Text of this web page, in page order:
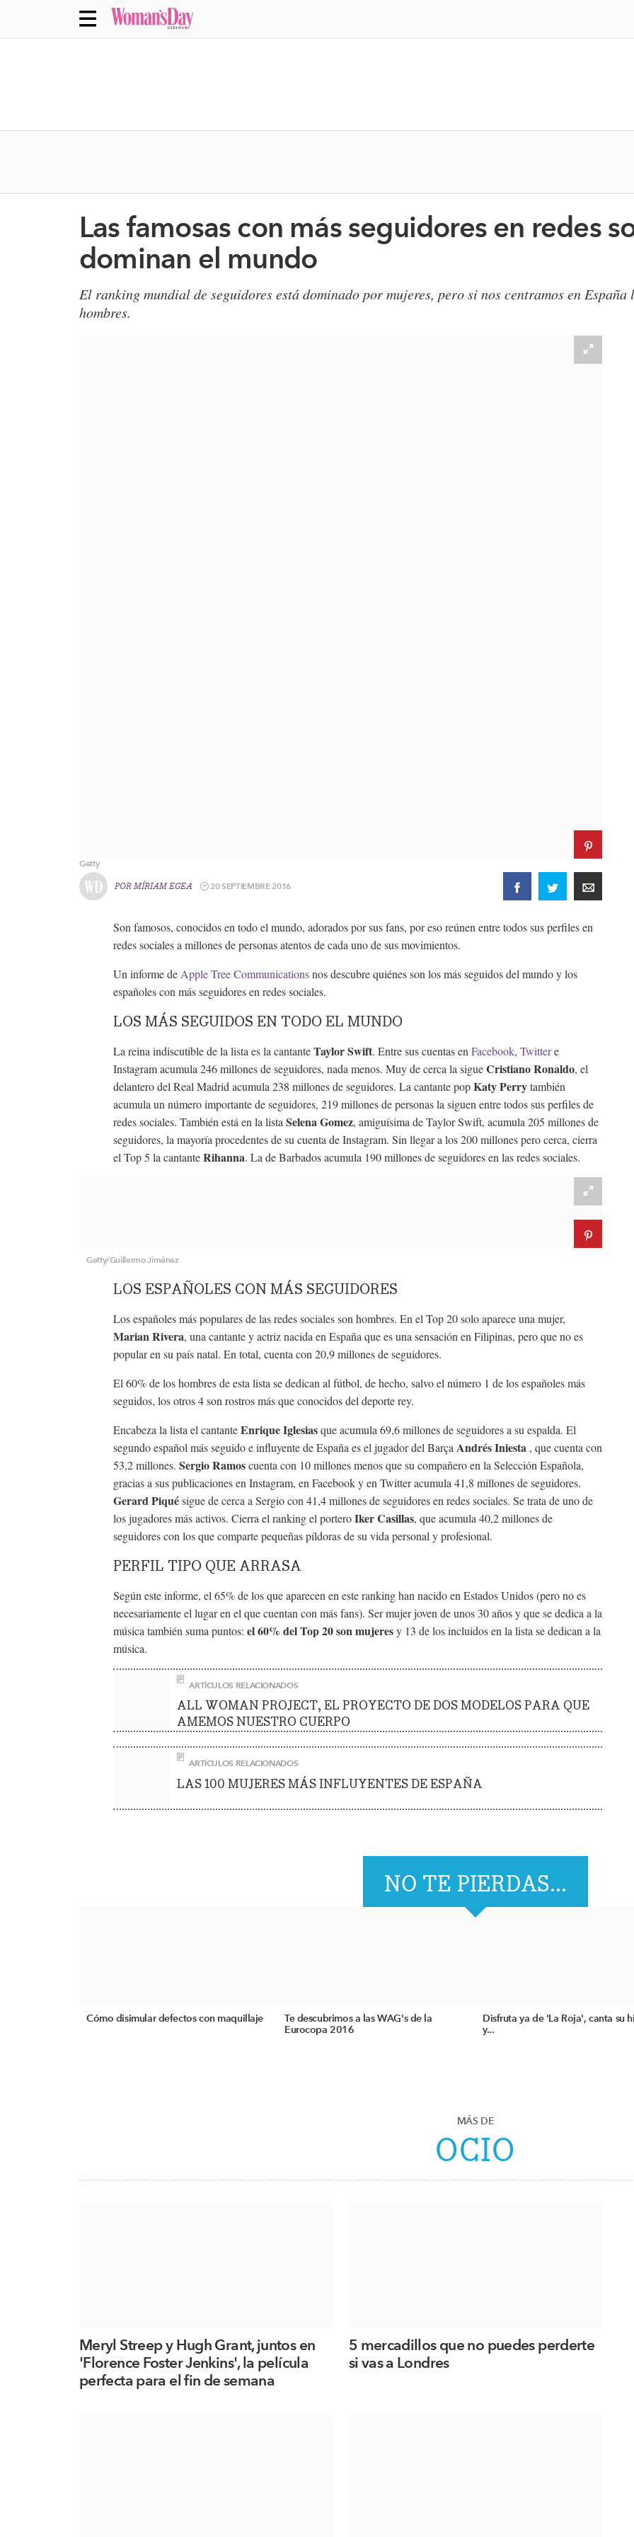
Las famosas con más seguidores en redes
dominan el mundo
El ranking mundial de seguidores está dominado por mujeres, pero si nos centramos en España
hombres.​
Getty
POR MÍRIAM EGEA 20 SEPTIEMBRE 2016
Son famosos, conocidos en todo el mundo, adorados por sus fans, por eso reúnen entre todos sus perfiles en
redes sociales a millones de personas atentos de cada uno de sus movimientos.
Un informe de Apple Tree Communicationsnos descubre quiénes son los más seguidos del mundo y los
españoles con más seguidores en redes sociales.
LOS MÁS SEGUIDOS EN TODO EL MUNDO
La reina indiscutible de la lista es la cantanteTaylor Swift. Entre sus cuentas en Facebook, Twittere
Instagram acumula 246 millones de seguidores, nada menos. Muy de cerca la sigueCristiano Ronaldo, el
delantero del Real Madrid acumula 238 millones de seguidores. La cantante popKaty Perrytambién
acumula un número importante de seguidores, 219 millones de personas la siguen entre todos sus perfiles de
redes sociales. También está en la lista Selena Gomez, amiguísima de Taylor Swift, acumula 205 millones de
seguidores, la mayoría procedentes de su cuenta de Instagram. Sin llegar a los 200 millones pero cerca, cierra
el Top 5 la cantanteRihanna. La de Barbados acumula 190 millones de seguidores en las redes sociales.
Getty/Guillermo Jiménez
LOS ESPAÑOLES CON MÁS SEGUIDORES
Los españoles más populares de las redes sociales son hombres. En el Top 20 solo aparece una mujer,
Marian Rivera, una cantante y actriz nacida en España que es una sensación en Filipinas, pero que no es
popular en su país natal. En total, cuenta con 20,9 millones de seguidores.
El 60% de los hombres de esta lista se dedican al fútbol, de hecho, salvo el número 1 de los españoles más
seguidos, los otros 4 son rostros más que conocidos del deporte rey.
Encabeza la lista el cantanteEnrique Iglesiasque acumula 69,6 millones de seguidores a su espalda. El
segundo español más seguido e influyente de España es el jugador del Barça Andrés Iniesta , que cuenta con
53,2 millones. Sergio Ramoscuenta con 10 millones menos que su compañero en la Selección Española,
gracias a sus publicaciones en Instagram, en Facebook y en Twitter acumula 41,8 millones de seguidores.
Gerard Piquésigue de cerca a Sergio con 41,4 millones de seguidores en redes sociales. Se trata de uno de
los jugadores más activos. Cierra el ranking el porteroIker Casillas, que acumula 40,2 millones de
seguidores con los que comparte pequeñas píldoras de su vida personal y profesional.
PERFIL TIPO QUE ARRASA
Según este informe, el 65% de los que aparecen en este ranking han nacido en Estados Unidos (pero no es
necesariamente el lugar en el que cuentan con más fans). Ser mujer joven de unos 30 años y que se dedica a la
música también suma puntos: el 60% del Top 20son mujeres y 13 de los incluidos en la lista se dedican a la
música.
ARTÍCULOS RELACIONADOS
ALL WOMAN PROJECT, EL PROYECTO DE DOS MODELOS PARA QUE
AMEMOS NUESTRO CUERPO
ARTÍCULOS RELACIONADOS
LAS 100 MUJERES MÁS INFLUYENTES DE ESPAÑA
NO TE PIERDAS...
Cómo disimular defectos con maquillaje
Te descubrimos a las WAG's de la
Eurocopa 2016
Disfruta ya de 'La Roja', canta su
y...
MÁS DE
OCIO
Meryl Streep y Hugh Grant, juntos en
'Florence Foster Jenkins', la película
perfecta para el fin de semana
5 mercadillos que no puedes perderte
si vas a Londres